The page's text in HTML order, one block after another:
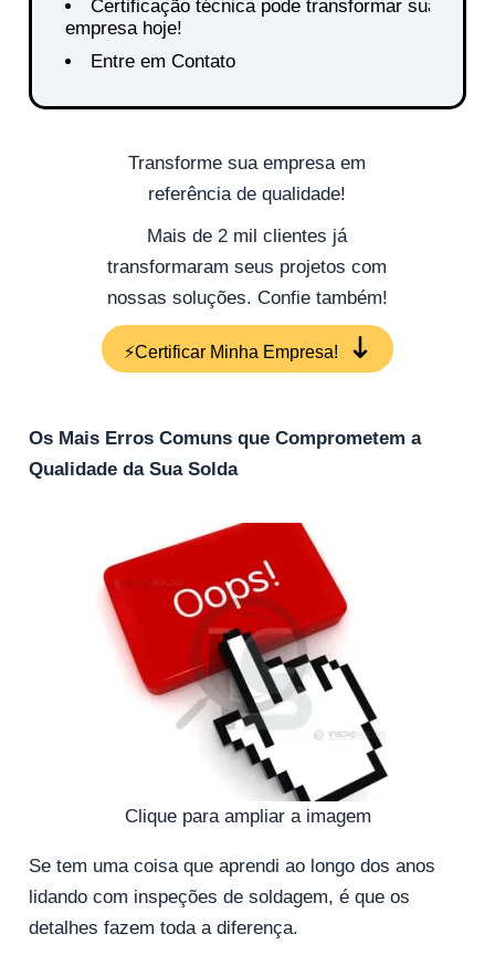
Certificação técnica pode transformar sua
empresa hoje!
Entre em Contato
Transforme sua empresa em
referência de qualidade!
Mais de 2 mil clientes já
transformaram seus projetos com
nossas soluções. Confie também!
⚡Certificar Minha Empresa!
Os Mais Erros Comuns que Comprometem a
Qualidade da Sua Solda
Clique para ampliar a imagem
Se tem uma coisa que aprendi ao longo dos anos
lidando com inspeções de soldagem, é que os
detalhes fazem toda a diferença.